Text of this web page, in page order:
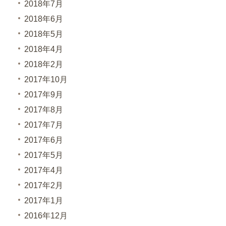
2018年7月
2018年6月
2018年5月
2018年4月
2018年2月
2017年10月
2017年9月
2017年8月
2017年7月
2017年6月
2017年5月
2017年4月
2017年2月
2017年1月
2016年12月